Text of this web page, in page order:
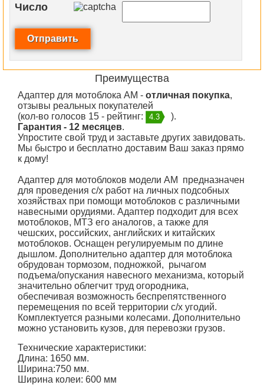
Число
Преимущества
Адаптер для мотоблока АМ - отличная покупка,
отзывы реальных покупателей
(кол-во голосов 15 - рейтинг:
4.3
).
Гарантия - 12 месяцев.
Упростите свой труд и заставьте других завидовать.
Мы быстро и бесплатно доставим Ваш заказ прямо
к дому!
Адаптер для мотоблоков модели АМ предназначен
для проведения с/х работ на личных подсобных
хозяйствах при помощи мотоблоков с различными
навесными орудиями. Адаптер подходит для всех
мотоблоков, МТЗ его аналогов, а также для
чешских, российских, английских и китайских
мотоблоков. Оснащен регулируемым по длине
дышлом. Дополнительно адаптер для мотоблока
обрудован тормозом, подножкой, рычагом
подъема/опускания навесного механизма, который
значительно облегчит труд огородника,
обеспечивая возможность беспрепятственного
перемещения по всей территории с/х угодий.
Комплектуется разными колесами. Дополнительно
можно установить кузов, для перевозки грузов.
Технические характеристики:
Длина: 1650 мм.
Ширина:750 мм.
Ширина колеи: 600 мм